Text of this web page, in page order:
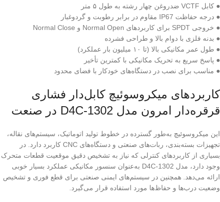
● کابل VCTF ضدروغن چهار رشته به طول ۵ متر
● درجه حفاظت IP67 مقاوم در برابر رطوبت و گردوغبار
● خروجی SPDT برای کاربردهای Normal Open و Normal Close
● بدنه فلزی با دوام بالا و طراحی فشرده
● طول عمر مکانیکی بالا (تا ۱۰ میلیون بار عملکرد)
● پاسخ سریع به تحریک مکانیکی با کمترین تأخیر
● مناسب برای نصب در دستگاه‌های خودکار با فضای محدود
کاربردهای میکروسوئیچ کابل‌دار فشاری
قرقره‌دار امرون مدل D4C-1302 در صنعت
این میکروسوئیچ به‌طور گسترده در خطوط تولید اتوماتیک، سیستم‌های نقاله،
تجهیزات بسته‌بندی، ربات‌های صنعتی و دستگاه‌های CNC کاربرد دارد. در
بسیاری از کاربردهای کنترلی که نیاز به تشخیص دقیق موقعیت قطعات متحرک
وجود دارد، مدل D4C-1302 به‌عنوان سنسور مکانیکی عملکرد بسیار خوبی
ارائه می‌دهد. همچنین در سیستم‌های ایمنی صنعتی برای قطع فوری و تشخیص
وضعیت درب‌ها و حفاظ‌ها مورد استفاده قرار می‌گیرد.